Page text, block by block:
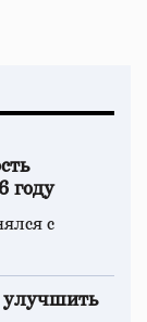
году
с
улучшить